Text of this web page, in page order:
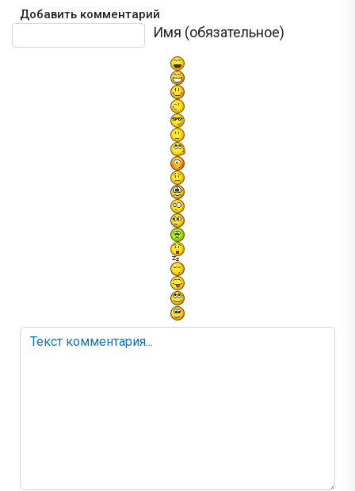
Добавить комментарий
Имя (обязательное)